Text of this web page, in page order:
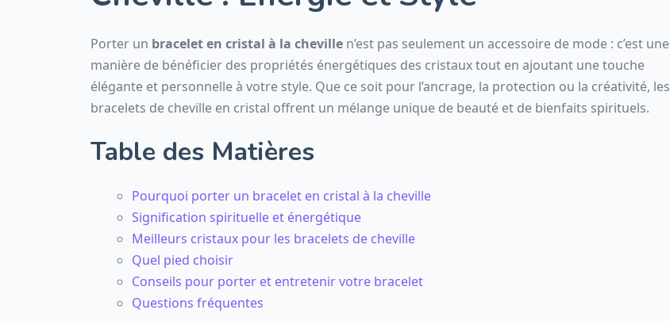
Porter un bracelet en cristal à la cheville n’est pas seulement un accessoire de mode : c’est une
manière de bénéficier des propriétés énergétiques des cristaux tout en ajoutant une touche
élégante et personnelle à votre style. Que ce soit pour l’ancrage, la protection ou la créativité, les
bracelets de cheville en cristal offrent un mélange unique de beauté et de bienfaits spirituels.
Table des Matières
Pourquoi porter un bracelet en cristal à la cheville
Signification spirituelle et énergétique
Meilleurs cristaux pour les bracelets de cheville
Quel pied choisir
Conseils pour porter et entretenir votre bracelet
Questions fréquentes